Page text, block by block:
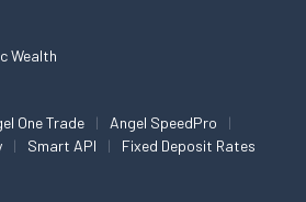
Wealth
One Trade
Angel SpeedPro
Smart API Fixed Deposit Rates